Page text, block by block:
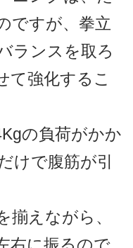
ですが、拳立
ランスを取ろ
て強化するこ
の負荷がかか
けで腹筋が引
揃えながら、
右に振るので